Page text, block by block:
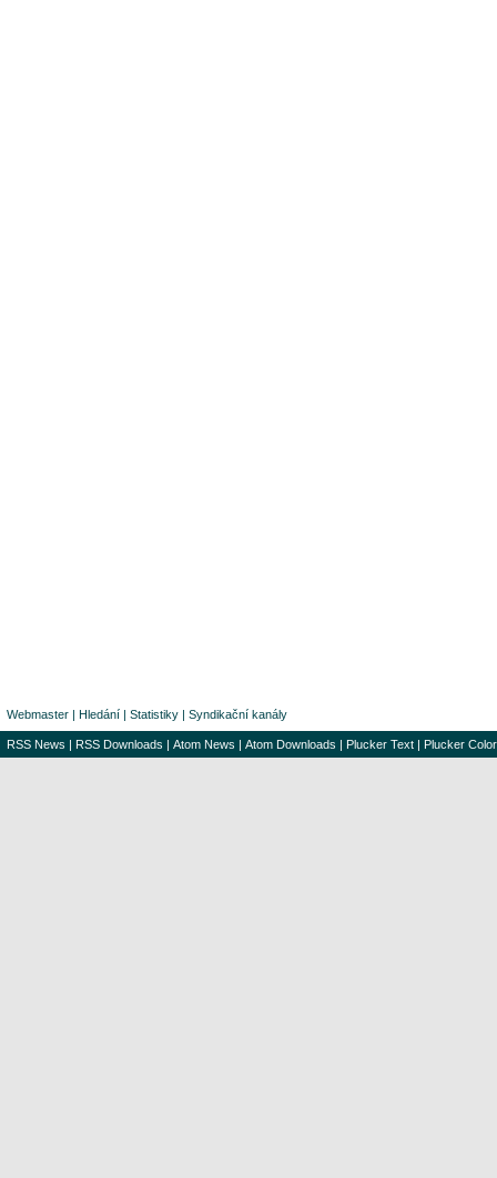
Webmaster | Hledání | Statistiky | Syndikační kanály
RSS News | RSS Downloads | Atom News | Atom Downloads | Plucker Text | Plucker Color